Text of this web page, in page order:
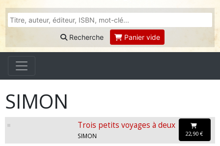
Recherche Panier vide
SIMON
Trois petits voyages à deux
SIMON 22,90 €